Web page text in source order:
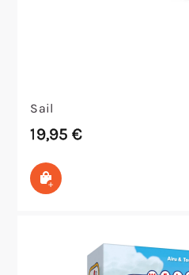
Sail
19,95€
In den Warenkorb